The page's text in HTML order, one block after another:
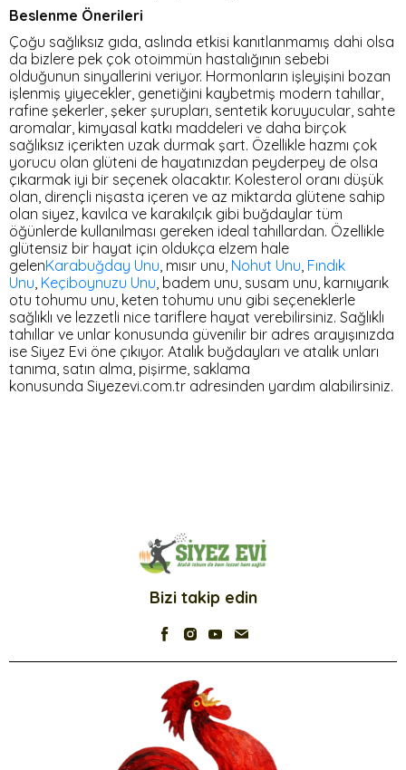
Beslenme Önerileri
Çoğu sağlıksız gıda, aslında etkisi kanıtlanmamış dahi olsa
da bizlere pek çok otoimmün hastalığının sebebi
olduğunun sinyallerini veriyor. Hormonların işleyişini bozan
işlenmiş yiyecekler, genetiğini kaybetmiş modern tahıllar,
rafine şekerler, şeker şurupları, sentetik koruyucular, sahte
aromalar, kimyasal katkı maddeleri ve daha birçok
sağlıksız içerikten uzak durmak şart. Özellikle hazmı çok
yorucu olan glüteni de hayatınızdan peyderpey de olsa
çıkarmak iyi bir seçenek olacaktır. Kolesterol oranı düşük
olan, dirençli nişasta içeren ve az miktarda glütene sahip
olan siyez, kavılca ve karakılçık gibi buğdaylar tüm
öğünlerde kullanılması gereken ideal tahıllardan. Özellikle
glütensiz bir hayat için oldukça elzem hale
gelenKarabuğday Unu, mısır unu, Nohut Unu, Fındık
Unu, Keçiboynuzu Unu, badem unu, susam unu, karnıyarık
otu tohumu unu, keten tohumu unu gibi seçeneklerle
sağlıklı ve lezzetli nice tariflere hayat verebilirsiniz. Sağlıklı
tahıllar ve unlar konusunda güvenilir bir adres arayışınızda
ise Siyez Evi öne çıkıyor. Atalık buğdayları ve atalık unları
tanıma, satın alma, pişirme, saklama
konusunda Siyezevi.com.tr adresinden yardım alabilirsiniz.
Bizi takip edin